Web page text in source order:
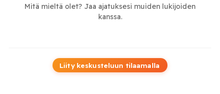
Mitä mieltä olet? Jaa ajatuksesi muiden lukijoiden
kanssa.
Liity keskusteluun tilaamalla